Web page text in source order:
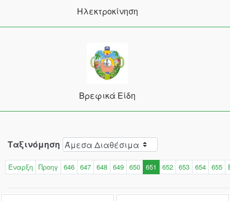
Ηλεκτροκίνηση
Βρεφικά Είδη
Ταξινόμηση
Έναρξη Προηγ 646 647 648 649 650 651 652 653 654 655